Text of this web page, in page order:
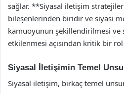
sağlar. **Siyasal iletişim
bileşenlerinden biridir ve siyasi
kamuoyunun şekillendirilmesi ve
etkilenmesi açısından kritik bir
Siyasal İletişimin Temel
Siyasal iletişim, birkaç temel